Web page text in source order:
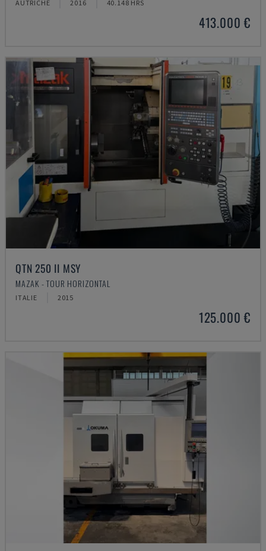
AUTRICHE 2016 40.148 HRS
413.000 €
QTN 250 II MSY
MAZAK - TOUR HORIZONTAL
ITALIE 2015
125.000 €